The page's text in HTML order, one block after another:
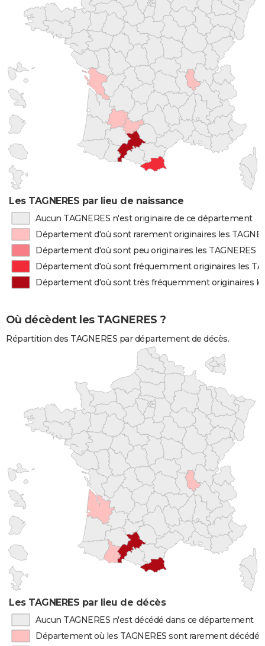
Les TAGNERES par lieu de naissance
Aucun TAGNERES n'est originaire de ce département
Département d'où sont rarement originaires les
Département d'où sont peu originaires les TAGNERES
Département d'où sont fréquemment originaires les
Département d'où sont très fréquemment originaires
Où décèdent les TAGNERES ?
Répartition des TAGNERES par département de décès.
Les TAGNERES par lieu de décès
Aucun TAGNERES n'est décédé dans ce département
Département où les TAGNERES sont rarement décédés